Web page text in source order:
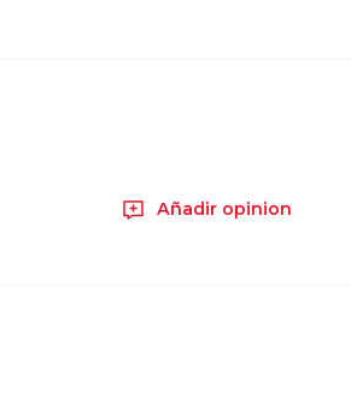
Añadir opinion